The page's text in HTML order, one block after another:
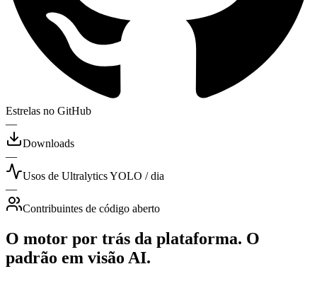
Estrelas no GitHub
—
Downloads
—
Usos de Ultralytics YOLO / dia
—
Contribuintes de código aberto
O motor por trás da plataforma. O
padrão em visão AI.